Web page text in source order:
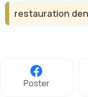
restauration
Poster